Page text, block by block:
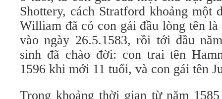
Shottery, cách Stratford khoảng một
William đã có con gái đầu lòng tên là
vào ngày 26.5.1583, rồi tới đầu
sinh đã chào đời: con trai tên
1596 khi mới 11 tuổi, và con gái tên
Trong khoảng thời gian từ năm